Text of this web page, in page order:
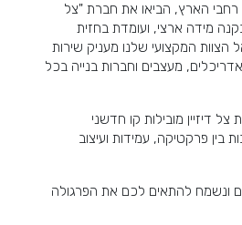
רחבי הארץ, הביאו את חברת "צל
מידה ארצי, ועומדת בחזית
הצוות המקצועי שלנו מעניק שירות
אדריכלים, מעצבים וחברות בנייה בכל
צל דיזיין מובילות קו חדשני
בין פרקטיקה, עמידות ועיצוב
ונשמח להתאים לכם את הפרגולה